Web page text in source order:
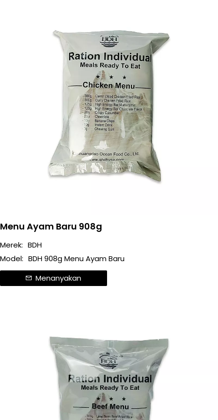
Menu Ayam Baru 908g
Merek: BDH
Model: BDH 908g Menu Ayam Baru
Menanyakan